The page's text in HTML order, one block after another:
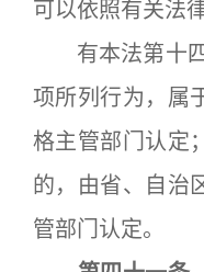
可以依照有关法
有本法第十四
项所列行为，属
格主管部门认定
的，由省、自治
管部门认定。